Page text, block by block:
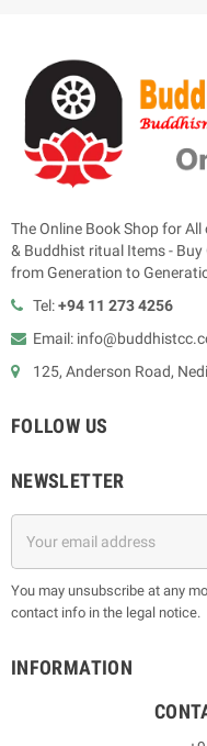
The Online Book Shop for
& Buddhist ritual Items - Buy
from Generation to
Tel:+94 11 273 4256
Email:
125, Anderson Road,
FOLLOW US
NEWSLETTER
You may unsubscribe at any
contact info in the legal notice.
INFORMATION